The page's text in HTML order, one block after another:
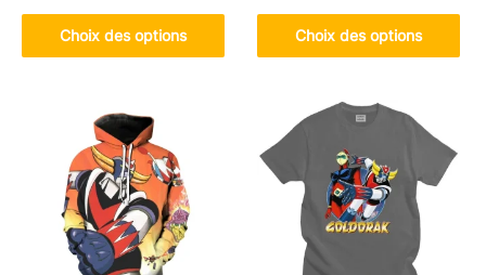
prix
initial
était :
prix
actuel
est :
Choix des options
Ce
produit
variations.
Les
options
peuvent
être
choisies
Choix des options
produit
a
variations.
options
peuvent
être
choisies